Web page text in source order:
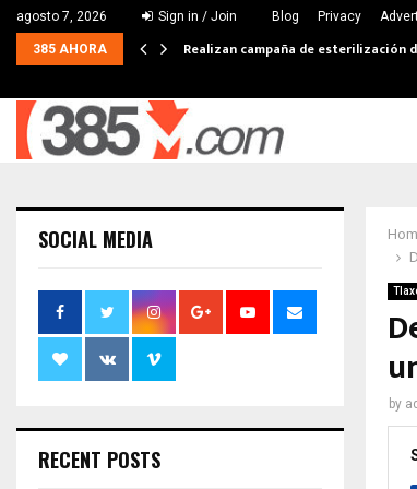
agosto 7, 2026 Sign in / Join Blog Privacy
385 AHORA Realizan campaña de esterilización
by
SOCIAL MEDIA
RECENT POSTS